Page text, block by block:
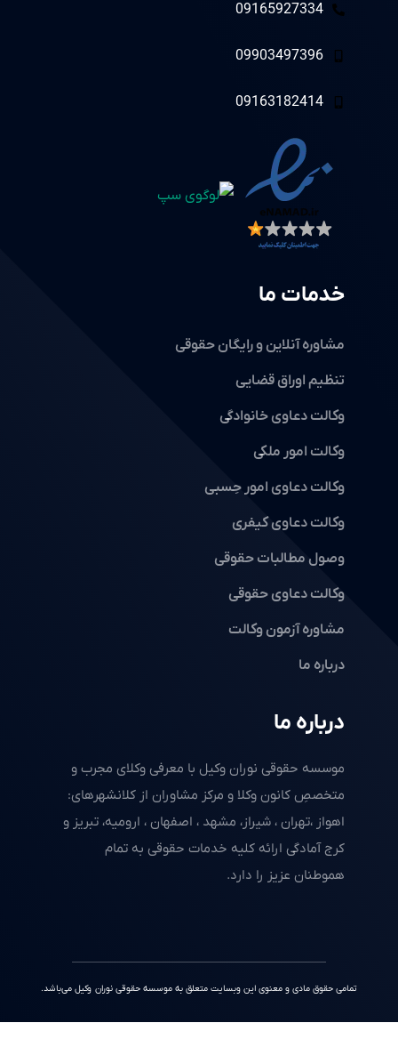
درباره ما
موسسه حقوقی نوران وکیل با معرفی وکلای مجرب و
متخصصِ کانون وکلا و مرکز مشاوران از کلانشهرهای:
اهواز ،تهران ، شیراز، مشهد ، اصفهان ، ارومیه، تبریز و
کرج آمادگی ارائه کلیه خدمات حقوقی به تمام
هموطنان عزیز را دارد.
خدمات ما
مشاوره آنلاین و رایگان حقوقی
تنظیم اوراق قضایی
وکالت دعاوی خانوادگی
وکالت امور ملکی
وکالت دعاوی امور حِسبی
وکالت دعاوی کیفری
وصول مطالبات حقوقی
وکالت دعاوی حقوقی
مشاوره آزمون وکالت
درباره ما
09165927334
09903497396
09163182414
تمامی حقوق مادی و معنوی این وبسایت متعلق به موسسه حقوقی نوران وکیل می‌باشد.